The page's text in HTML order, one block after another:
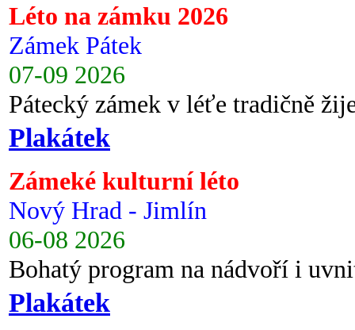
Léto na zámku 2026
Zámek Pátek
07-09 2026
Pátecký zámek v léťe tradičně
Plakátek
Zámeké kulturní léto
Nový Hrad - Jimlín
06-08 2026
Bohatý program na nádvoří i
Plakátek